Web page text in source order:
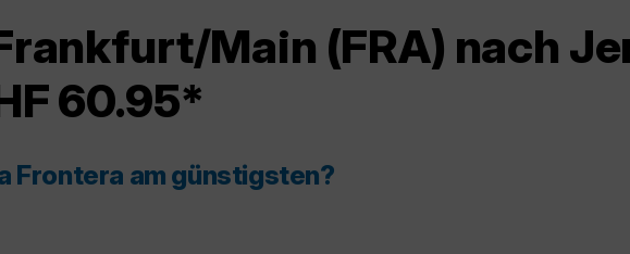
Main (FRA) nach
60.95*
Frontera am günstigsten?